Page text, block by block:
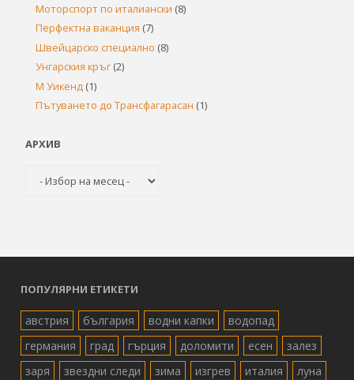
Моторспорт по италиански (8)
Перфектна ваканция (7)
Швейцарско специално (8)
Унгарския кръг (2)
М Уикенд (1)
Пътуването до Трансфагарасан (1)
АРХИВ
ПОПУЛЯРНИ ЕТИКЕТИ
австрия българия водни капки
водопад
германия
град гърция доломити есен
залез
заря
звездни следи зима изгрев италия
луна